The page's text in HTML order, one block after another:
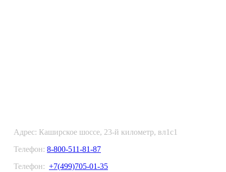
Адрес: Каширское шоссе, 23-й километр, вл1с1
Телефон: 8-800-511-81-87
Телефон: +7(499)705-01-35